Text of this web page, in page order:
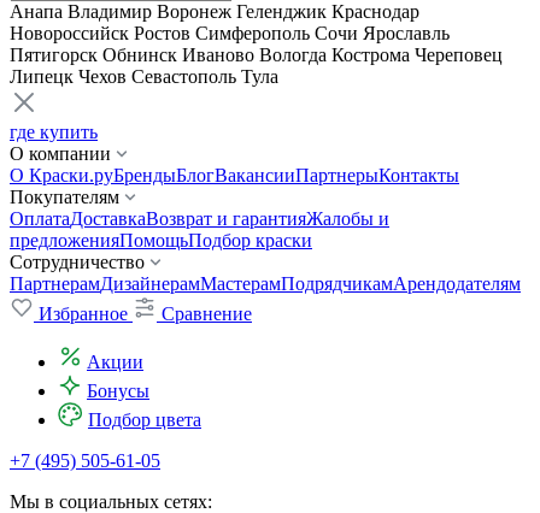
Анапа Владимир Воронеж Геленджик Краснодар
Новороссийск Ростов Симферополь Сочи Ярославль
Пятигорск Обнинск Иваново Вологда Кострома Череповец
Липецк Чехов Севастополь Тула
где купить
О компании
О Краски.руБрендыБлогВакансииПартнерыКонтакты
Покупателям
ОплатаДоставкаВозврат и гарантияЖалобы и
предложенияПомощьПодбор краски
Сотрудничество
ПартнерамДизайнерамМастерамПодрядчикамАрендодателям
Избранное
Сравнение
Акции
Бонусы
Подбор цвета
+7 (495) 505-61-05
Мы в социальных сетях: